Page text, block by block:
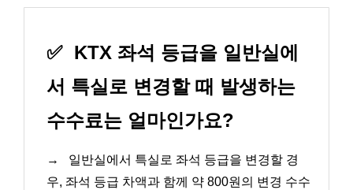
✅ KTX 좌석 등급을 일반실에
서 특실로 변경할 때 발생하는
수수료는 얼마인가요?
→
일반실에서 특실로 좌석 등급을 변경할 경
우, 좌석 등급 차액과 함께 약 800원의 변경 수수